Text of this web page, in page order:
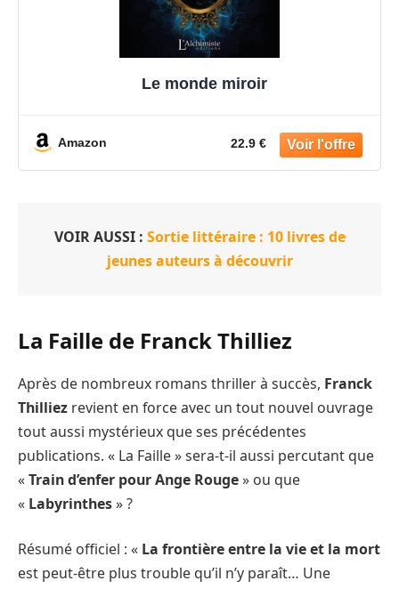
Le monde miroir
Amazon 22.9 €
VOIR AUSSI : Sortie littéraire : 10 livres de
jeunes auteurs à découvrir
La Faille de Franck Thilliez
Après de nombreux romans thriller à succès, Franck
Thilliez revient en force avec un tout nouvel ouvrage
tout aussi mystérieux que ses précédentes
publications. « La Faille » sera-t-il aussi percutant que
«Train d’enfer pour Ange Rouge» ou que
« Labyrinthes» ?
Résumé officiel : « La frontière entre la vie et la mort
est peut-être plus trouble qu’il n’y paraît… Une